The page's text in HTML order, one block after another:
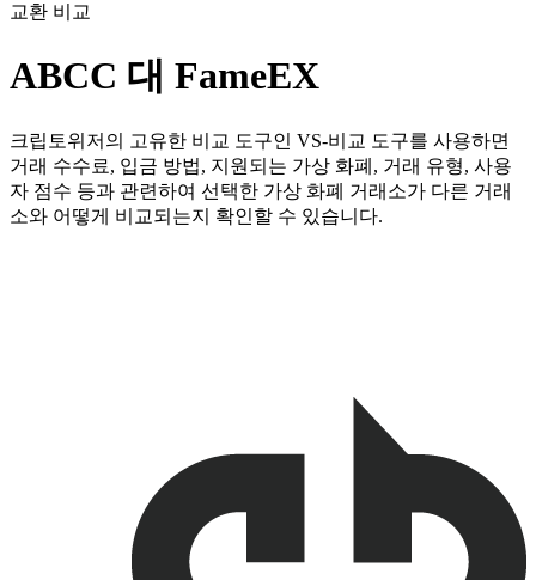
교환 비교
ABCC 대 FameEX
크립토위저의 고유한 비교 도구인 VS-비교 도구를 사용하면
거래 수수료, 입금 방법, 지원되는 가상 화폐, 거래 유형, 사용
자 점수 등과 관련하여 선택한 가상 화폐 거래소가 다른 거래
소와 어떻게 비교되는지 확인할 수 있습니다.